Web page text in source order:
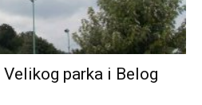
parka i Belog